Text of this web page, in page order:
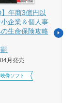
】年商3億円以
企業＆個人事
生命保険攻略
月発売
像ソフト